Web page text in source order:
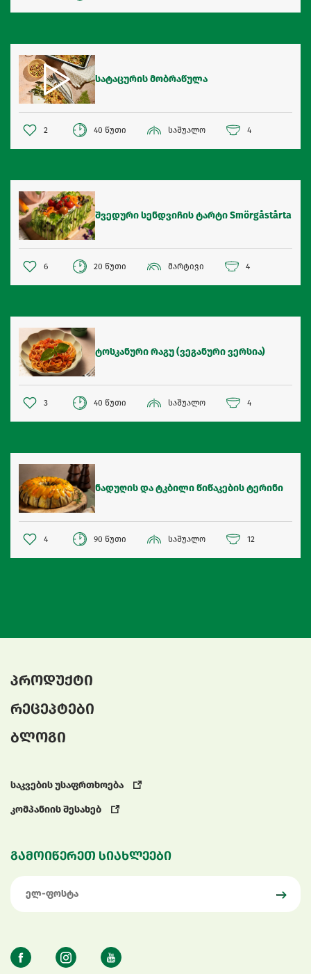
სატაცურის მობრაწულა
2 40 წუთი საშუალო 4
შვედური სენდვიჩის ტარტი Smörgåstårta
6 20 წუთი მარტივი 4
ტოსკანური რაგუ (ვეგანური ვერსია)
3 40 წუთი საშუალო 4
ნადუღის და ტკბილი წიწაკების ტერინი
4 90 წუთი საშუალო 12
პროდუქტი
რეცეპტები
ბლოგი
საკვების უსაფრთხოება
კომპანიის შესახებ
გამოიწერეთ სიახლეები